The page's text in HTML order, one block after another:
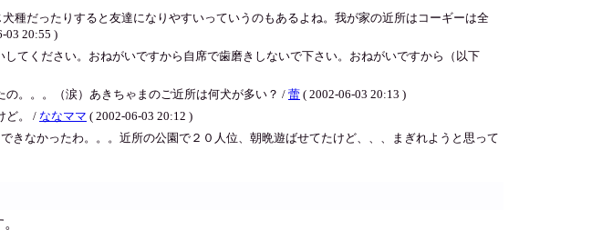
だったりすると友達になりやすいっていうのもあるよね。我が家の近所はコーギーは全
03 20:55 )
てください。おねがいですから自席で歯磨きしないで下さい。おねがいですから（以下
。。。（涙）あきちゃまのご近所は何犬が多い？ / 蕾 ( 2002-06-03 20:13 )
ど。 / ななママ ( 2002-06-03 20:12 )
なかったわ。。。近所の公園で２０人位、朝晩遊ばせてたけど、、、まぎれようと思って